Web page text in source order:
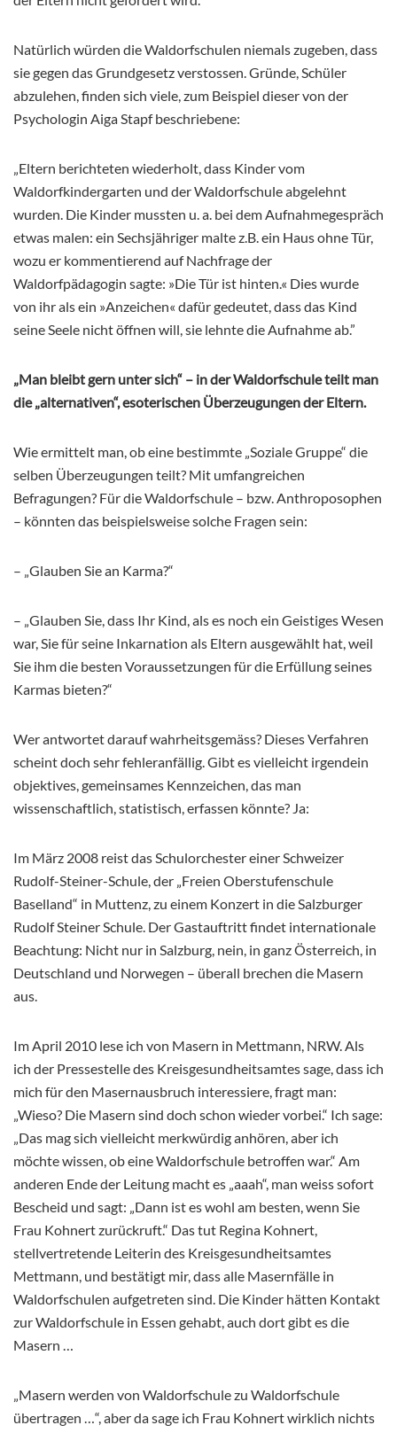
Natürlich würden die Waldorfschulen niemals zugeben, dass
sie gegen das Grundgesetz verstossen. Gründe, Schüler
abzulehen, finden sich viele, zum Beispiel dieser von der
Psychologin Aiga Stapf beschriebene:
„Eltern berichteten wiederholt, dass Kinder vom
Waldorfkindergarten und der Waldorfschule abgelehnt
wurden. Die Kinder mussten u. a. bei dem Aufnahmegespräch
etwas malen: ein Sechsjähriger malte z.B. ein Haus ohne Tür,
wozu er kommentierend auf Nachfrage der
Waldorfpädagogin sagte: »Die Tür ist hinten.« Dies wurde
von ihr als ein »Anzeichen« dafür gedeutet, dass das Kind
seine Seele nicht öffnen will, sie lehnte die Aufnahme ab.”
„Man bleibt gern unter sich“ – in der Waldorfschule teilt man
die „alternativen“, esoterischen Überzeugungen der Eltern.
Wie ermittelt man, ob eine bestimmte „Soziale Gruppe“ die
selben Überzeugungen teilt? Mit umfangreichen
Befragungen? Für die Waldorfschule – bzw. Anthroposophen
– könnten das beispielsweise solche Fragen sein:
– „Glauben Sie an Karma?“
– „Glauben Sie, dass Ihr Kind, als es noch ein Geistiges Wesen
war, Sie für seine Inkarnation als Eltern ausgewählt hat, weil
Sie ihm die besten Voraussetzungen für die Erfüllung seines
Karmas bieten?“
Wer antwortet darauf wahrheitsgemäss? Dieses Verfahren
scheint doch sehr fehleranfällig. Gibt es vielleicht irgendein
objektives, gemeinsames Kennzeichen, das man
wissenschaftlich, statistisch, erfassen könnte? Ja:
Im März 2008 reist das Schulorchester einer Schweizer
Rudolf-Steiner-Schule, der „Freien Oberstufenschule
Baselland“ in Muttenz, zu einem Konzert in die Salzburger
Rudolf Steiner Schule. Der Gastauftritt findet internationale
Beachtung: Nicht nur in Salzburg, nein, in ganz Österreich, in
Deutschland und Norwegen – überall brechen die Masern
aus.
Im April 2010 lese ich von Masern in Mettmann, NRW. Als
ich der Pressestelle des Kreisgesundheitsamtes sage, dass ich
mich für den Masernausbruch interessiere, fragt man:
„Wieso? Die Masern sind doch schon wieder vorbei.“ Ich sage:
„Das mag sich vielleicht merkwürdig anhören, aber ich
möchte wissen, ob eine Waldorfschule betroffen war.“ Am
anderen Ende der Leitung macht es „aaah“, man weiss sofort
Bescheid und sagt: „Dann ist es wohl am besten, wenn Sie
Frau Kohnert zurückruft.“ Das tut Regina Kohnert,
stellvertretende Leiterin des Kreisgesundheitsamtes
Mettmann, und bestätigt mir, dass alle Masernfälle in
Waldorfschulen aufgetreten sind. Die Kinder hätten Kontakt
zur Waldorfschule in Essen gehabt, auch dort gibt es die
Masern …
„Masern werden von Waldorfschule zu Waldorfschule
übertragen …“, aber da sage ich Frau Kohnert wirklich nichts